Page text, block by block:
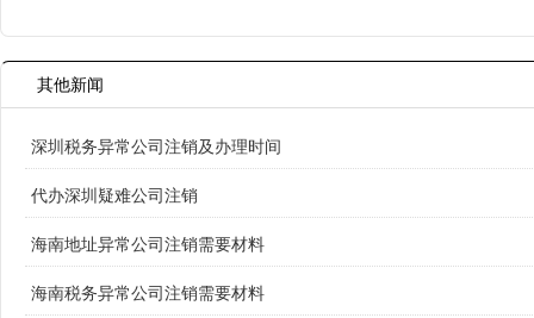
其他新闻
深圳税务异常公司注销及办理时间
代办深圳疑难公司注销
海南地址异常公司注销需要材料
海南税务异常公司注销需要材料